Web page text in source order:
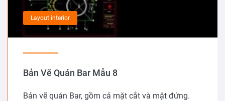
Layout interior
Bản Vẽ Quán Bar Mẫu 8
Bản vẽ quán Bar, gồm cả mặt cắt và mặt đứng.